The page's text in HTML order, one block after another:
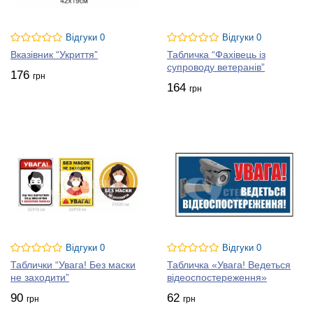
00:00 00:00
1.“Таблички” 0:23
Відгуки 0
Вказівник “Укриття”
176 грн
Відгуки 0
Табличка “Фахівець із
супроводу ветеранів”
164 грн
Відгуки 0
Таблички “Увага! Без маски
не заходити”
90 грн
Відгуки 0
Табличка «Увага! Ведеться
відеоспостереження»
62 грн